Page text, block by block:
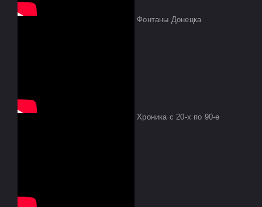
Фонтаны Донецка
Хроника с 20-х по 90-е